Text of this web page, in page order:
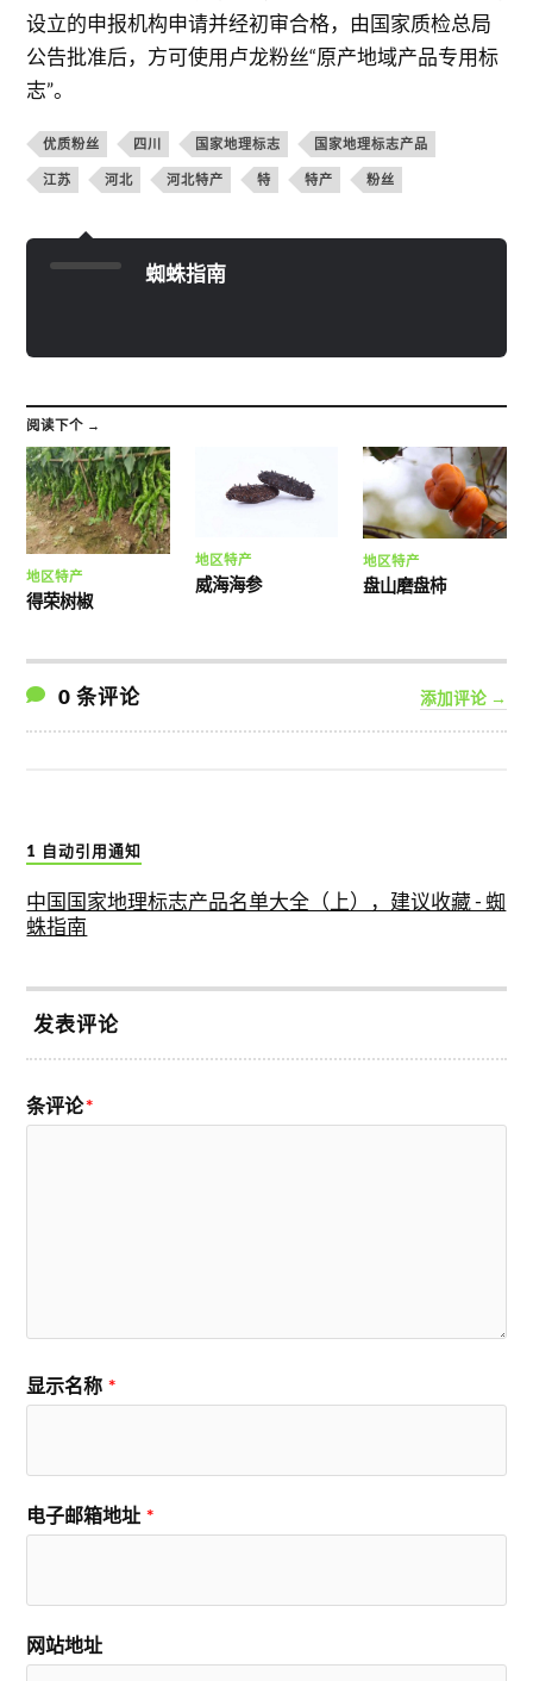
设立的申报机构申请并经初审合格，由国家质检总局
公告批准后，方可使用卢龙粉丝“原产地域产品专用标
志”。
优质粉丝 四川 国家地理标志 国家地理标志产品
江苏 河北 河北特产 特 特产 粉丝
蜘蛛指南
阅读下个 →
地区特产
得荣树椒
地区特产
威海海参
地区特产
盘山磨盘柿
0 条评论 添加评论 →
1 自动引用通知
中国国家地理标志产品名单大全（上），建议收藏 - 蜘
蛛指南
发表评论
条评论*
显示名称 *
电子邮箱地址 *
网站地址